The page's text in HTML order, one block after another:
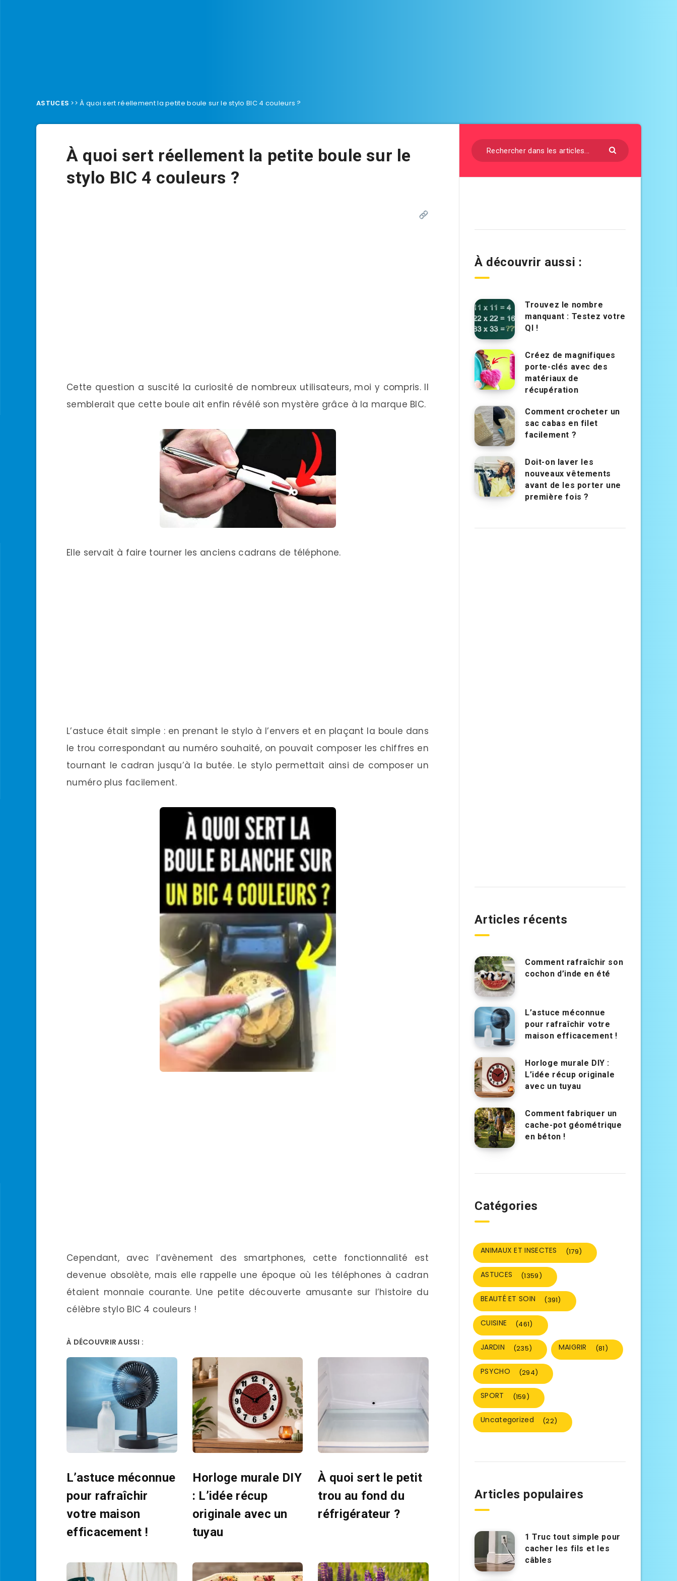
ASTUCES >>À quoi sert réellement la petite boule sur le stylo BIC 4 couleurs ?
À quoi sert réellement la petite boule sur le
stylo BIC 4 couleurs ?
Cette question a suscité la curiosité de nombreux utilisateurs, moi y compris. Il
semblerait que cette boule ait enfin révélé son mystère grâce à la marque BIC.
Elle servait à faire tourner les anciens cadrans de téléphone.
L’astuce était simple : en prenant le stylo à l’envers et en plaçant la boule dans
le trou correspondant au numéro souhaité, on pouvait composer les chiffres en
tournant le cadran jusqu’à la butée. Le stylo permettait ainsi de composer un
numéro plus facilement.
Cependant, avec l’avènement des smartphones, cette fonctionnalité est
devenue obsolète, mais elle rappelle une époque où les téléphones à cadran
étaient monnaie courante. Une petite découverte amusante sur l’histoire du
célèbre stylo BIC 4 couleurs !
À DÉCOUVRIR AUSSI :
L’astuce méconnue
pour rafraîchir
votre maison
efficacement !
Horloge murale DIY
: L’idée récup
originale avec un
tuyau
À quoi sert le petit
trou au fond du
réfrigérateur ?
À découvrir aussi :
Trouvez le nombre
manquant : Testez votre
QI !
Créez de magnifiques
porte-clés avec des
matériaux de
récupération
Comment crocheter un
sac cabas en filet
facilement ?
Doit-on laver les
nouveaux vêtements
avant de les porter une
première fois ?
Articles récents
Comment rafraîchir son
cochon d’inde en été
L’astuce méconnue
pour rafraîchir votre
maison efficacement !
Horloge murale DIY :
L’idée récup originale
avec un tuyau
Comment fabriquer un
cache-pot géométrique
en béton !
Catégories
ANIMAUX ET INSECTES (179)
ASTUCES (1359)
BEAUTÉ ET SOIN (391)
CUISINE (461)
JARDIN (235) MAIGRIR (81)
PSYCHO (294)
SPORT (159)
Uncategorized (22)
Articles populaires
1 Truc tout simple pour
cacher les fils et les
câbles